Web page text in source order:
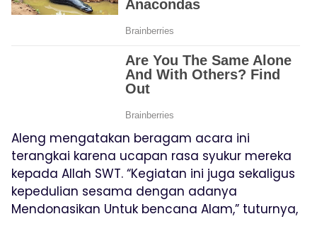
Aleng mengatakan beragam acara ini
terangkai karena ucapan rasa syukur mereka
kepada Allah SWT. “Kegiatan ini juga sekaligus
kepedulian sesama dengan adanya
Mendonasikan Untuk bencana Alam,” tuturnya,